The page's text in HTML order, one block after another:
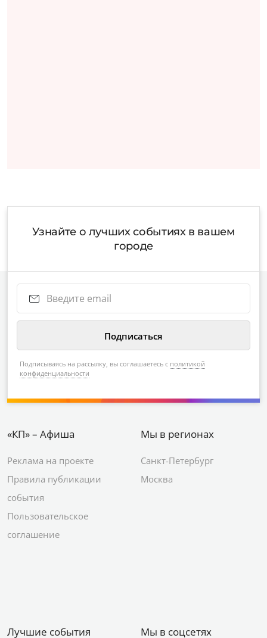
Узнайте о лучших событиях в вашем
городе
Подписываясь на рассылку, вы соглашаетесь с политикой
конфиденциальности
«КП» – Афиша
Реклама на проекте
Правила публикации
события
Пользовательское
соглашение
Мы в регионах
Санкт-Петербург
Москва
Лучшие события Мы в соцсетях